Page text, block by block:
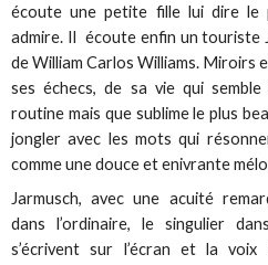
écoute une petite fille lui dire le
admire. Il écoute enfin un touriste
de William Carlos Williams. Miroirs
ses échecs, de sa vie qui
routine mais que sublime le plus
jongler avec les mots qui
comme une douce et enivrante
Jarmusch, avec une acuité
dans l’ordinaire, le singulier
s’écrivent sur l’écran et la